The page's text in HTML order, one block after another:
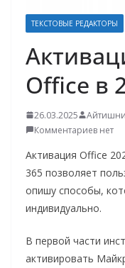
ТЕКСТОВЫЕ РЕДАКТОРЫ
Office в
26.03.2025
Комментариев нет
Активация Office
365 позволяет
опишу способы,
индивидуально.
В первой части
активировать